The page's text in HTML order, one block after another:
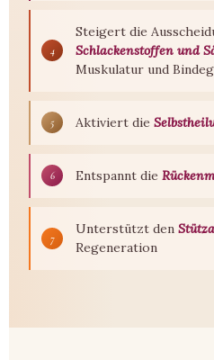
4
Steigert die
Schlackenstoffen und
Muskulatur und
5 Aktiviert die
6 Entspannt die
7
Unterstützt den
Regeneration